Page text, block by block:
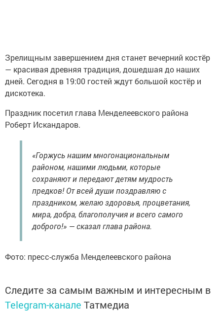
Зрелищным завершением дня станет вечерний костёр
— красивая древняя традиция, дошедшая до наших
дней. Сегодня в 19:00 гостей ждут большой костёр и
дискотека.
Праздник посетил глава Менделеевского района
Роберт Искандаров.
«Горжусь нашим многонациональным
районом, нашими людьми, которые
сохраняют и передают детям мудрость
предков! От всей души поздравляю с
праздником, желаю здоровья, процветания,
мира, добра, благополучия и всего самого
доброго!» — сказал глава района.
Фото: пресс-служба Менделеевского района
Следите за самым важным и интересным в
Telegram-канале Татмедиа